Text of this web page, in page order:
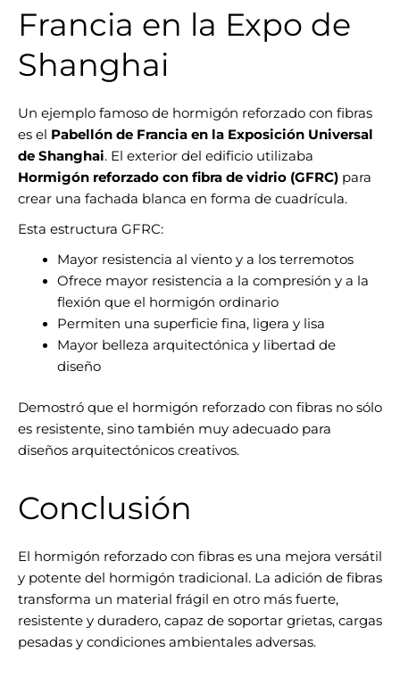
Francia en la Expo de
Shanghai
Un ejemplo famoso de hormigón reforzado con fibras
es el Pabellón de Francia en la Exposición Universal
de Shanghai. El exterior del edificio utilizaba
Hormigón reforzado con fibra de vidrio (GFRC) para
crear una fachada blanca en forma de cuadrícula.
Esta estructura GFRC:
Mayor resistencia al viento y a los terremotos
Ofrece mayor resistencia a la compresión y a la
flexión que el hormigón ordinario
Permiten una superficie fina, ligera y lisa
Mayor belleza arquitectónica y libertad de
diseño
Demostró que el hormigón reforzado con fibras no sólo
es resistente, sino también muy adecuado para
diseños arquitectónicos creativos.
Conclusión
El hormigón reforzado con fibras es una mejora versátil
y potente del hormigón tradicional. La adición de fibras
transforma un material frágil en otro más fuerte,
resistente y duradero, capaz de soportar grietas, cargas
pesadas y condiciones ambientales adversas.